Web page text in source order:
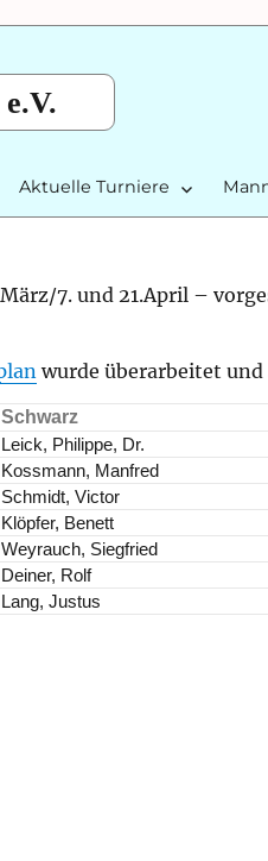
Aktuelle Turniere
7. und 21.April –
wurde überarbeitet
Schwarz
Leick, Philippe, Dr.
Kossmann, Manfred
Schmidt, Victor
Klöpfer, Benett
Weyrauch, Siegfried
Deiner, Rolf
Lang, Justus